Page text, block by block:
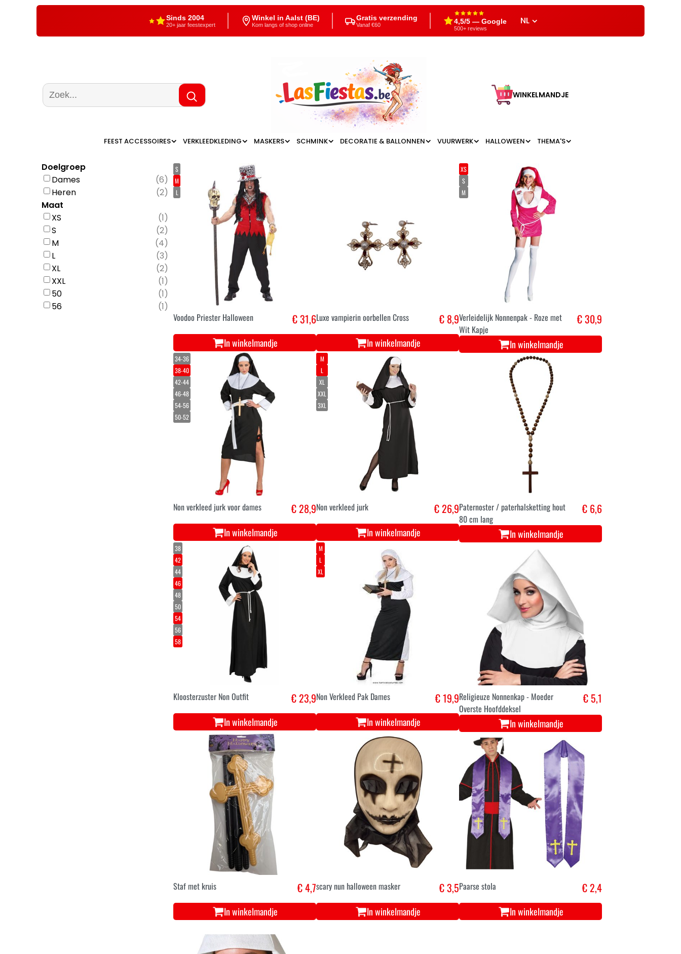
Sinds 2004
20+ jaar feestexpert
Winkel in Aalst (BE)
Kom langs of shop online
Gratis verzending
Vanaf €60 4,5/5 — Google
500+ reviews
NL
WINKELMANDJE
FEEST ACCESSOIRES VERKLEEDKLEDING MASKERS SCHMINK DECORATIE & BALLONNEN VUURWERK HALLOWEEN THEMA'S
Doelgroep
Dames
(6)
Heren
(2)
Maat
XS
(1)
S
(2)
M
(4)
L
(3)
XL
(2)
XXL
(1)
50
(1)
56
(1)
S
M
L
Voodoo Priester Halloween € 31,6
In winkelmandje
Luxe vampierin oorbellen Cross € 8,9
In winkelmandje
XS
S
M
Verleidelijk Nonnenpak - Roze met
Wit Kapje
€ 30,9
In winkelmandje
34-36
38-40
42-44
46-48
54-56
50-52
Non verkleed jurk voor dames € 28,9
In winkelmandje
M
L
XL
XXL
3XL
Non verkleed jurk € 26,9
In winkelmandje
Paternoster / paterhalsketting hout
80 cm lang
€ 6,6
In winkelmandje
38
42
44
46
48
50
54
56
58
Kloosterzuster Non Outfit € 23,9
In winkelmandje
M
L
XL
Non Verkleed Pak Dames € 19,9
In winkelmandje
Religieuze Nonnenkap - Moeder
Overste Hoofddeksel
€ 5,1
In winkelmandje
Staf met kruis € 4,7
In winkelmandje
scary nun halloween masker € 3,5
In winkelmandje
Paarse stola € 2,4
In winkelmandje